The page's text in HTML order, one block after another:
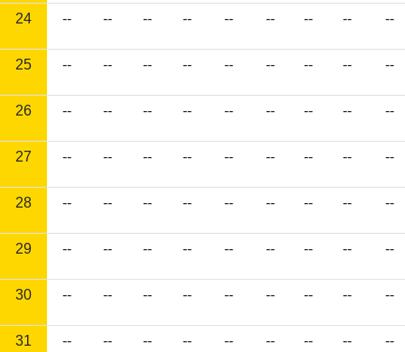
24 -- -- -- -- -- -- -- -- --
25 -- -- -- -- -- -- -- -- --
26 -- -- -- -- -- -- -- -- --
27 -- -- -- -- -- -- -- -- --
28 -- -- -- -- -- -- -- -- --
29 -- -- -- -- -- -- -- -- --
30 -- -- -- -- -- -- -- -- --
31 -- -- -- -- -- -- -- -- --